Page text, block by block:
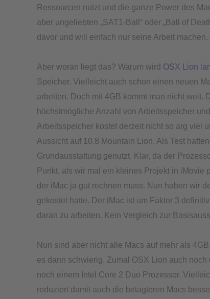
Ressourcen nutzt und die ganze Power des
aber ungeliebten „SAT1-Ball“ oder „Ball of
davor und will einfach nur seine Arbeit
Aber woran liegt das? Warum wird OSX Lion
Speicher. Vielleicht auch schon einen neuen
arbeiten. Doch mit 4GB kommt man nicht weit.
höchstmögliche Anzahl von Arbeitsspeicher
Arbeitsspeicher kostet derzeit nicht so arg viel
Aussicht auf 10.8 Mountain Lion. Als Test
Grundausstattung genutzt. Klar, da der
Punkt, als wir mal ein kleines Projekt in iMovie
der iMac ja gut rechnen muss. Nun haben wir
gekostet hatte. Der iMac ist um Faktor 3
daran zu arbeiten. Kein Vergleich zur
Nun sind aber nicht alle Macs auf mehr als
es dann schwierig. Zumal OSX Lion auch
noch einem Intel Core 2 Duo Prozessor.
reduziert damit auch die betagteren Macs
Mountain
Lion